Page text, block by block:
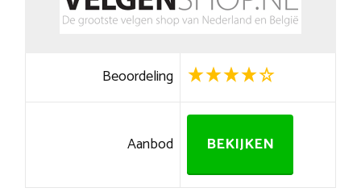
Beoordeling
Aanbod BEKIJKEN